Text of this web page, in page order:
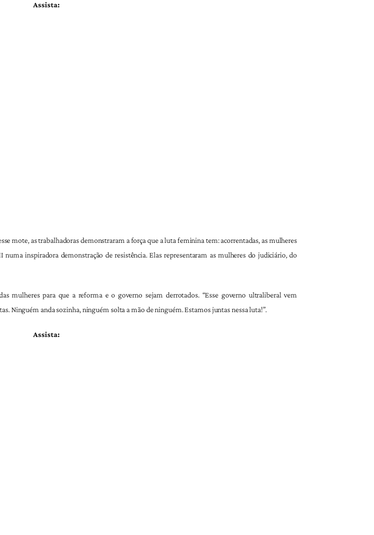
Assista:
mote, as trabalhadoras demonstraram a força que a luta feminina tem: acorrentadas, as mulheres
inspiradora demonstração de resistência. Elas representaram as mulheres do judiciário, do
mulheres para que a reforma e o governo sejam derrotados. “Esse governo ultraliberal vem
Ninguém anda sozinha, ninguém solta a mão de ninguém. Estamos juntas nessa luta!”.
Assista: